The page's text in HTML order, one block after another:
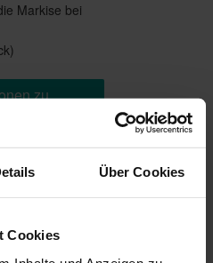
Über Cookies
Cookies
Markise bei
zu
Terrassen-